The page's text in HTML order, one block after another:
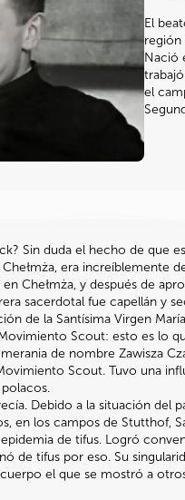
El
región
Nació
el
Sin duda el hecho de que
era increíblemente
Chełmża, y después de
sacerdotal fue capellán y
de la Santísima Virgen
Scout: esto es lo
de nombre Zawisza
Scout. Tuvo una
Debido a la situación del
en los campos de Stutthof,
de tifus. Logró
de tifus por eso. Su
el que se mostró a